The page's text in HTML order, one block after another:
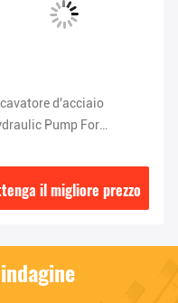
d'acciaio
Pump For
il migliore prezzo